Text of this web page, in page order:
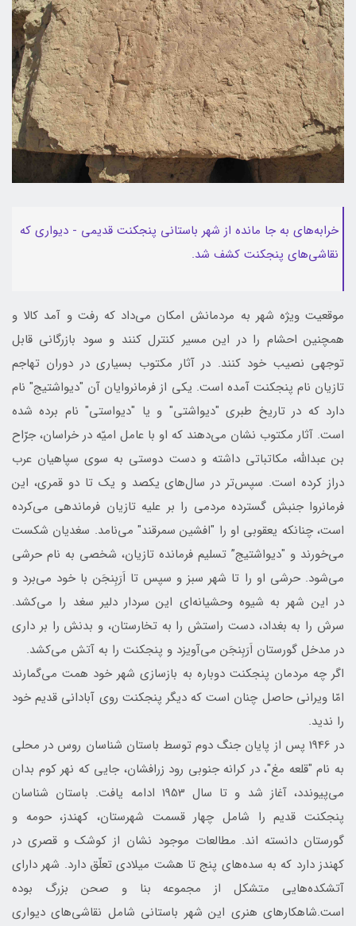
خرابه‌های به جا مانده از شهر باستانی پنجکنت قدیمی - دیواری که
نقاشی‌های پنجکنت کشف شد.
موقعیت ویژه شهر به مردمانش امکان می‌داد که رفت و آمد کالا و
همچنین احشام را در این مسیر کنترل کنند و سود بازرگانی قابل
توجهی نصیب خود کنند. در آثار مکتوب بسیاری در دوران تهاجم
تازیان نام پنجکنت آمده است. یکی از فرمانروایان آن "دیواشتیج" نام
دارد که در تاریخ طبری "دیواشتی" و یا "دیواستی" نام برده شده
است. آثار مکتوب نشان می‌دهند که او با عامل امیّه در خراسان، جرّاح
بن عبدالله، مکاتباتی داشته و دست دوستی به سوی سپاهیان عرب
دراز کرده است. سپس‌تر در سال‌های یکصد و یک تا دو قمری، این
فرمانروا جنبش گسترده مردمی را بر علیه تازیان فرماندهی می‌کرده
است، چنانکه یعقوبی او را "افشین سمرقند" می‌نامد. سغدیان شکست
می‌خورند و "دیواشتیج” تسلیم فرمانده تازیان، شخصی به نام حرشی
می‌شود. حرشی او را تا شهر سبز و سپس تا اَرَبِنجَن با خود می‌برد و
در این شهر به شیوه وحشیانه‌ای این سردار دلیر سغد را می‌کشد.
سرش را به بغداد، دست راستش را به تخارستان، و بدنش را بر داری
در مدخل گورستان اَرَبِنجَن می‌آویزد و پنجکنت را به آتش می‌کشد.
اگر چه مردمان پنجکنت دوباره به بازسازی شهر خود همت می‌گمارند
امّا ویرانی حاصل چنان است که دیگر پنجکنت روی آبادانی قدیم خود
را ندید.
در 1946 پس از پایان جنگ دوم توسط باستان شناسان روس در محلی
به نام "قلعه مغ"، در کرانه جنوبی رود زرافشان، جایی که نهر کوم بدان
می‌پیوندد، آغاز شد و تا سال 1953 ادامه یافت. باستان شناسان
پنجکنت قدیم را شامل چهار قسمت شهرستان، کهندز، حومه و
گورستان دانسته اند. مطالعات موجود نشان از کوشک و قصری در
کهندز دارد که به سده‌های پنج تا هشت میلادی تعلّق دارد. شهر دارای
آتشکده‌هایی متشکل از مجموعه بنا و صحن بزرگ بوده
است.شاهکار‌های هنری این شهر باستانی شامل نقاشی‌های دیواری